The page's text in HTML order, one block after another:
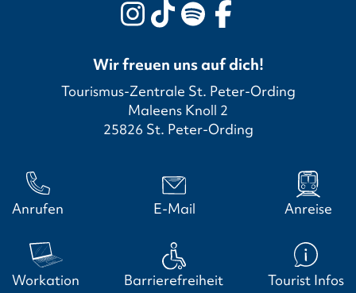
Wir freuen uns auf dich!
Tourismus-Zentrale St. Peter-Ording
Maleens Knoll 2
25826 St. Peter-Ording
Anrufen E-Mail Anreise
Workation Barrierefreiheit Tourist Infos